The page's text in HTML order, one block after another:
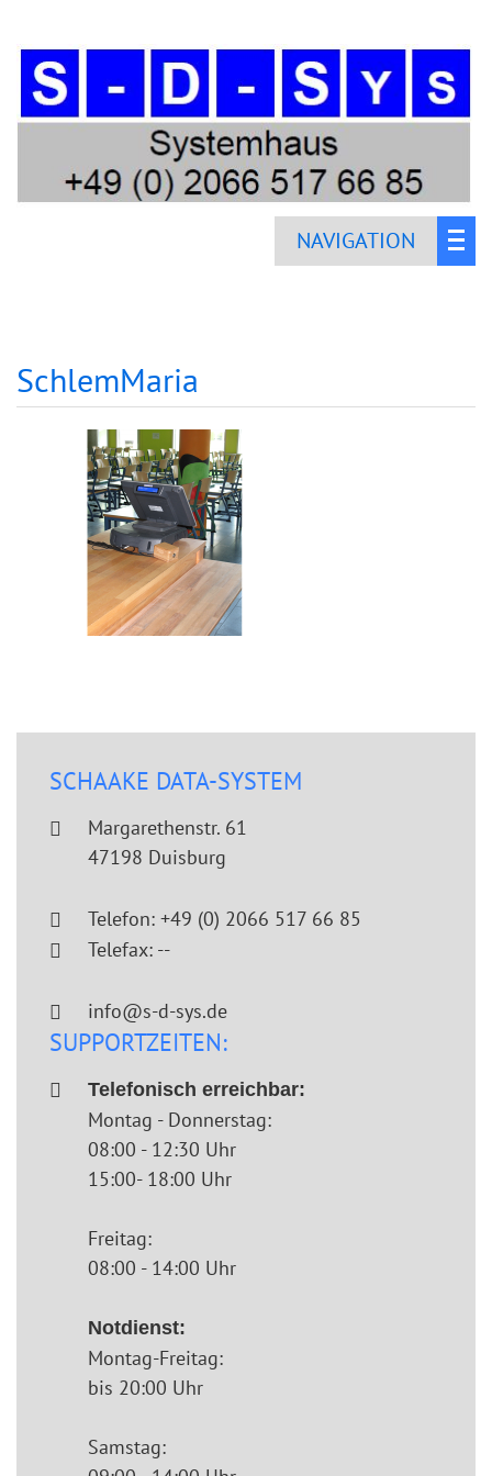
NAVIGATION
SchlemMaria
SCHAAKE DATA-SYSTEM
Margarethenstr. 61
47198 Duisburg
Telefon: +49 (0) 2066 517 66 85
Telefax: --
info@s-d-sys.de
SUPPORTZEITEN:
Telefonisch erreichbar:
Montag - Donnerstag:
08:00 - 12:30 Uhr
15:00- 18:00 Uhr
Freitag:
08:00 - 14:00 Uhr
Notdienst:
Montag-Freitag:
bis 20:00 Uhr
Samstag: